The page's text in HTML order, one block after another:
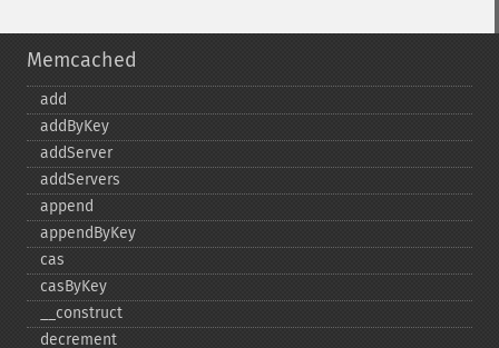
Memcached
add
addByKey
addServer
addServers
append
appendByKey
cas
casByKey
_​_​construct
decrement